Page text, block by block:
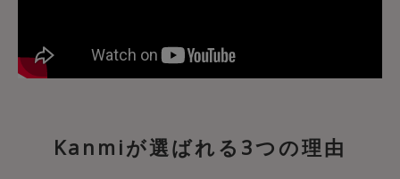
Kanmiが選ばれる3つの理由